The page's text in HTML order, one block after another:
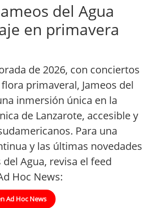
del Agua
en primavera
de 2026, con conciertos
primaveral, Jameos del
inmersión única en la
de Lanzarote, accesible y
Para una
y las últimas novedades
del Agua, revisa el feed
Hoc News:
Ad Hoc News